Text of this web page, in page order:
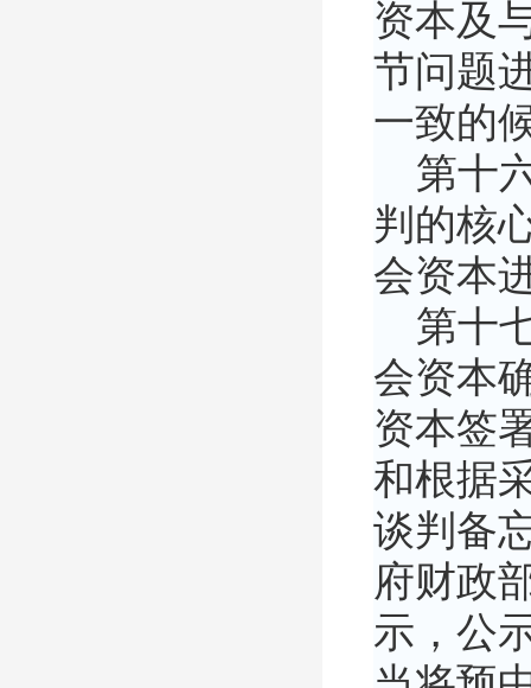
资本及
节问题
一致的
第十
判的核
会资本
第十
会资本
资本签
和根据
谈判备
府财政
示，公